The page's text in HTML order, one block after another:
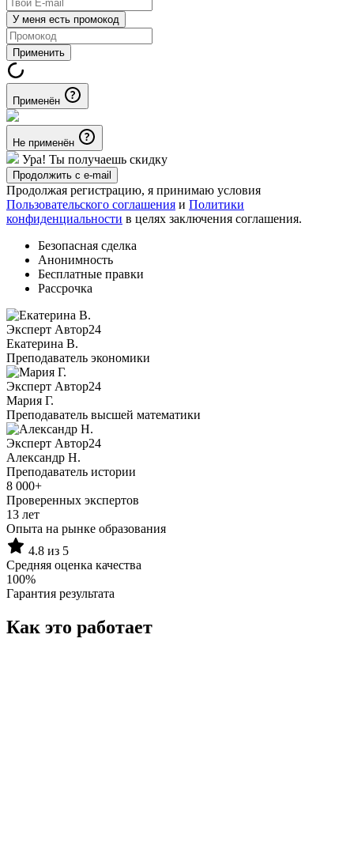
У меня есть промокод
Применить
Применён
Не применён
Ура! Ты получаешь скидку
Продолжить с e-mail
Продолжая регистрацию, я принимаю условия
Пользовательского соглашения и Политики
конфиденциальности в целях заключения соглашения.
Безопасная сделка
Анонимность
Бесплатные правки
Рассрочка
Эксперт Автор24
Екатерина B.
Преподаватель экономики
Эксперт Автор24
Мария Г.
Преподаватель высшей математики
Эксперт Автор24
Александр Н.
Преподаватель истории
8 000+
Проверенных экспертов
13 лет
Опыта на рынке образования
4.8 из 5
Средняя оценка качества
100%
Гарантия результата
Как это работает